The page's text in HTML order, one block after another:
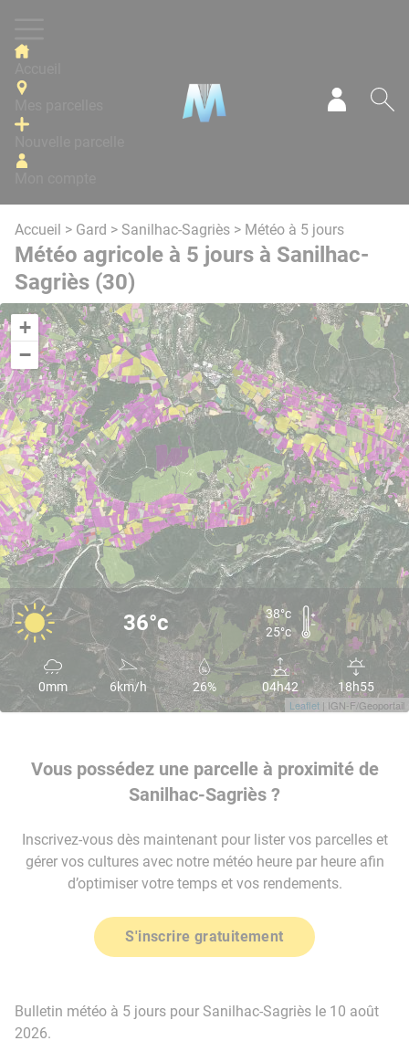
Accueil > Gard > Sanilhac-Sagriès > Météo à 5 jours
Météo agricole à 5 jours à Sanilhac-
Sagriès (30)
+
−
Leaflet | IGN-F/Geoportail
36°c
38°c
25°c
0mm 6km/h 26% 04h42 18h55
Vous possédez une parcelle à proximité de
Sanilhac-Sagriès ?
Inscrivez-vous dès maintenant pour lister vos parcelles et
gérer vos cultures avec notre météo heure par heure afin
d’optimiser votre temps et vos rendements.
S'inscrire gratuitement
Bulletin météo à 5 jours pour Sanilhac-Sagriès le 10 août
2026.